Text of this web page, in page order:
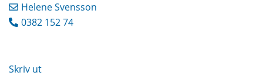
Helene Svensson
0382 152 74
Skriv ut